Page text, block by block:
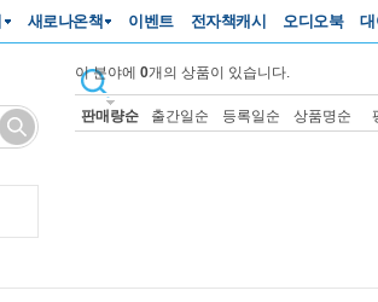
새로나온책 이벤트 전자책캐시 오디오북
이 분야에 0개의 상품이 있습니다.
판매량순 출간일순 등록일순 상품명순